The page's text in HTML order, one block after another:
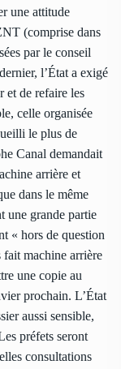
une attitude
(comprise dans
par le conseil
l’État a exigé
et de refaire les
celle organisée
le plus de
Canal demandait
arrière et
dans le même
une grande partie
« hors de question
fait machine arrière
une copie au
prochain. L’État
aussi sensible,
préfets seront
consultations